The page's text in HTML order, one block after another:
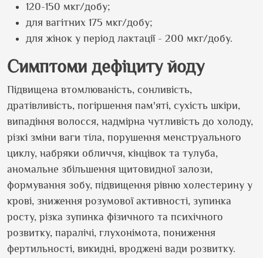
120-150 мкг/добу;
для вагітних 175 мкг/добу;
для жінок у період лактації - 200 мкг/добу.
Симптоми дефіциту йоду
Підвищена втомлюваність, сонливість,
дратівливість, погіршення пам'яті, сухість шкіри,
випадіння волосся, надмірна чутливість до холоду,
різкі зміни ваги тіла, порушення менструального
циклу, набряки обличчя, кінцівок та тулуба,
аномальне збільшення щитовидної залози,
формування зобу, підвищення рівню холестерину у
крові, зниження розумової активності, зупинка
росту, різка зупинка фізичного та психічного
розвитку, паралічі, глухонімота, пониження
фертильності, викидні, вроджені вади розвитку.